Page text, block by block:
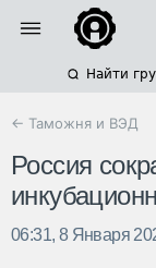
Найти
← Таможня и ВЭД
Россия
06:31, 8 Января